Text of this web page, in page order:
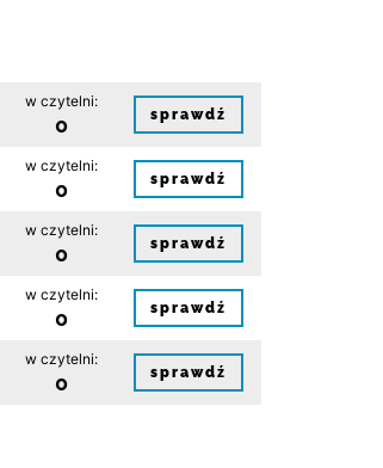
w czytelni:
0 sprawdź
w czytelni:
0 sprawdź
w czytelni:
0 sprawdź
w czytelni:
0 sprawdź
w czytelni:
0 sprawdź